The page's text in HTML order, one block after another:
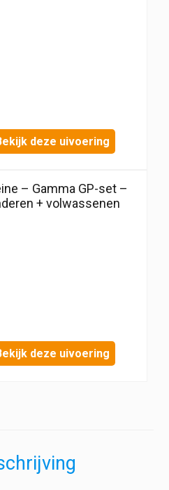
deze uivoering
– Gamma GP-set –
+ volwassenen
deze uivoering